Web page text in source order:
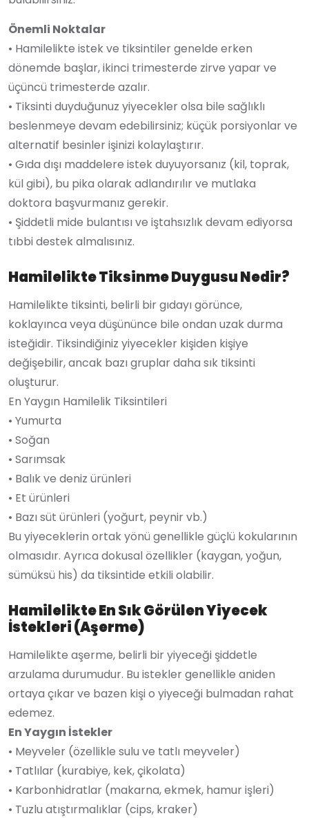
Önemli Noktalar
• Hamilelikte istek ve tiksintiler genelde erken
dönemde başlar, ikinci trimesterde zirve yapar ve
üçüncü trimesterde azalır.
• Tiksinti duyduğunuz yiyecekler olsa bile sağlıklı
beslenmeye devam edebilirsiniz; küçük porsiyonlar ve
alternatif besinler işinizi kolaylaştırır.
• Gıda dışı maddelere istek duyuyorsanız (kil, toprak,
kül gibi), bu pika olarak adlandırılır ve mutlaka
doktora başvurmanız gerekir.
• Şiddetli mide bulantısı ve iştahsızlık devam ediyorsa
tıbbi destek almalısınız.
Hamilelikte Tiksinme Duygusu Nedir?
Hamilelikte tiksinti, belirli bir gıdayı görünce,
koklayınca veya düşününce bile ondan uzak durma
isteğidir. Tiksindiğiniz yiyecekler kişiden kişiye
değişebilir, ancak bazı gruplar daha sık tiksinti
oluşturur.
En Yaygın Hamilelik Tiksintileri
• Yumurta
• Soğan
• Sarımsak
• Balık ve deniz ürünleri
• Et ürünleri
• Bazı süt ürünleri (yoğurt, peynir vb.)
Bu yiyeceklerin ortak yönü genellikle güçlü kokularının
olmasıdır. Ayrıca dokusal özellikler (kaygan, yoğun,
sümüksü his) da tiksintide etkili olabilir.
Hamilelikte En Sık Görülen Yiyecek
İstekleri (Aşerme)
Hamilelikte aşerme, belirli bir yiyeceği şiddetle
arzulama durumudur. Bu istekler genellikle aniden
ortaya çıkar ve bazen kişi o yiyeceği bulmadan rahat
edemez.
En Yaygın İstekler
• Meyveler (özellikle sulu ve tatlı meyveler)
• Tatlılar (kurabiye, kek, çikolata)
• Karbonhidratlar (makarna, ekmek, hamur işleri)
• Tuzlu atıştırmalıklar (cips, kraker)